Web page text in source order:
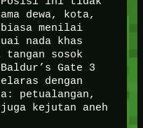
dewa, kota,
menilai
nada khas
tangan sosok
Gate 3
dengan
petualangan,
kejutan aneh